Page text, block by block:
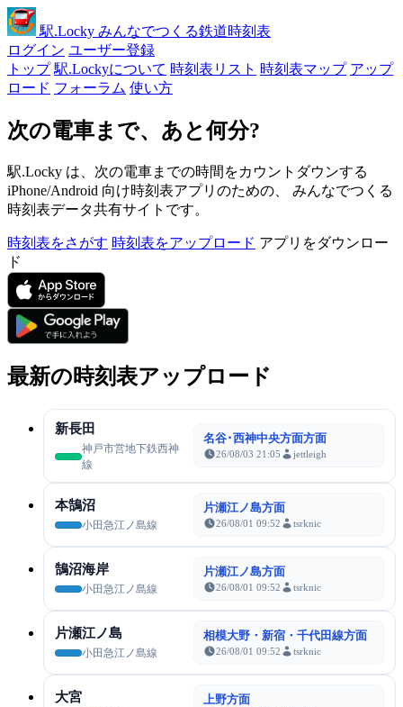
駅.Locky みんなでつくる鉄道時刻表
ログイン ユーザー登録
トップ 駅.Lockyについて 時刻表リスト 時刻表マップ アップ
ロード フォーラム 使い方
次の電車まで、あと何分?
駅.Locky は、次の電車までの時間をカウントダウンする
iPhone/Android 向け時刻表アプリのための、 みんなでつくる
時刻表データ共有サイトです。
時刻表をさがす 時刻表をアップロード アプリをダウンロー
ド
最新の時刻表アップロード
新長田
神戸市営地下鉄西神
線
名谷･西神中央方面方面
26/08/03 21:05 jettleigh
本鵠沼
小田急江ノ島線
片瀬江ノ島方面
26/08/01 09:52 tsrknic
鵠沼海岸
小田急江ノ島線
片瀬江ノ島方面
26/08/01 09:52 tsrknic
片瀬江ノ島
小田急江ノ島線
相模大野・新宿・千代田線方面
26/08/01 09:52 tsrknic
大宮 上野方面